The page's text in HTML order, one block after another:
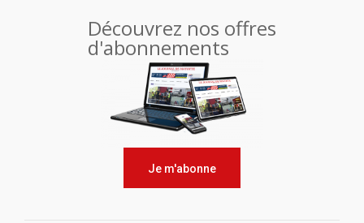
Découvrez nos offres
d'abonnements
Je m'abonne